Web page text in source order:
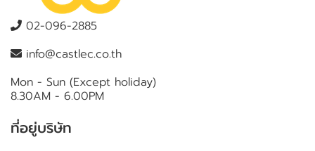
02-096-2885
info@castlec.co.th
Mon - Sun (Except holiday)
8.30AM - 6.00PM
ที่อยู่บริษัท